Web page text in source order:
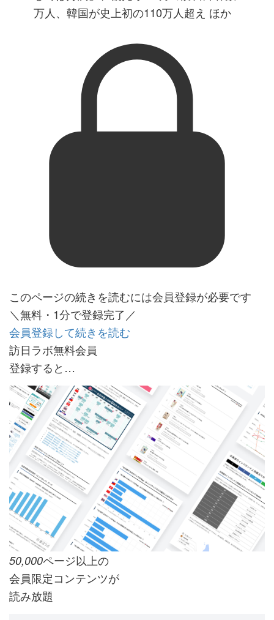
万人、韓国が史上初の110万人超え ほか
このページの続きを読むには会員登録が必要です
＼無料・1分で登録完了／
会員登録して続きを読む
訪日ラボ無料会員
登録すると…
50,000ページ以上の
会員限定コンテンツが
読み放題